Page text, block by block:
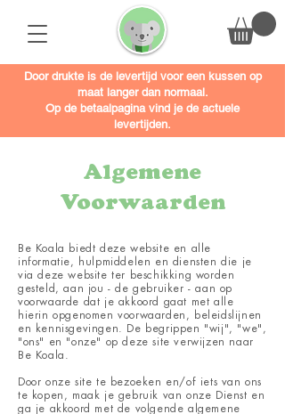
Door drukte is de levertijd voor een kussen op
maat langer dan normaal.
Op de betaalpagina vind je de actuele
levertijden.
Algemene
Voorwaarden
Be Koala biedt deze website en alle
informatie, hulpmiddelen en diensten die je
via deze website ter beschikking worden
gesteld, aan jou - de gebruiker - aan op
voorwaarde dat je akkoord gaat met alle
hierin opgenomen voorwaarden, beleidslijnen
en kennisgevingen. De begrippen "wij", "we",
"ons" en "onze" op deze site verwijzen naar
Be Koala.
Door onze site te bezoeken en/of iets van ons
te kopen, maak je gebruik van onze Dienst en
ga je akkoord met de volgende algemene